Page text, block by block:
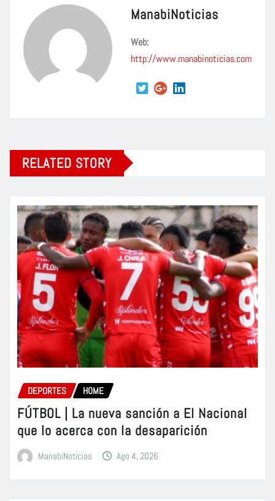
ManabiNoticias
Web:
http://www.manabinoticias.com
RELATED STORY
DEPORTES HOME
FÚTBOL | La nueva sanción a El Nacional
que lo acerca con la desaparición
ManabiNoticias Ago 4, 2026